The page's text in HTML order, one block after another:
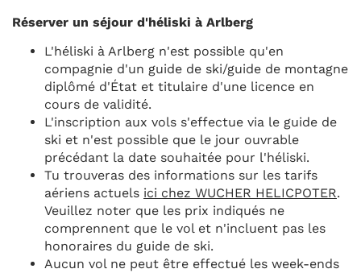
Réserver un séjour d'héliski à Arlberg
L'héliski à Arlberg n'est possible qu'en
compagnie d'un guide de ski/guide de montagne
diplômé d'État et titulaire d'une licence en
cours de validité.
L'inscription aux vols s'effectue via le guide de
ski et n'est possible que le jour ouvrable
précédant la date souhaitée pour l'héliski.
Tu trouveras des informations sur les tarifs
aériens actuels ici chez WUCHER HELICPOTER.
Veuillez noter que les prix indiqués ne
comprennent que le vol et n'incluent pas les
honoraires du guide de ski.
Aucun vol ne peut être effectué les week-ends